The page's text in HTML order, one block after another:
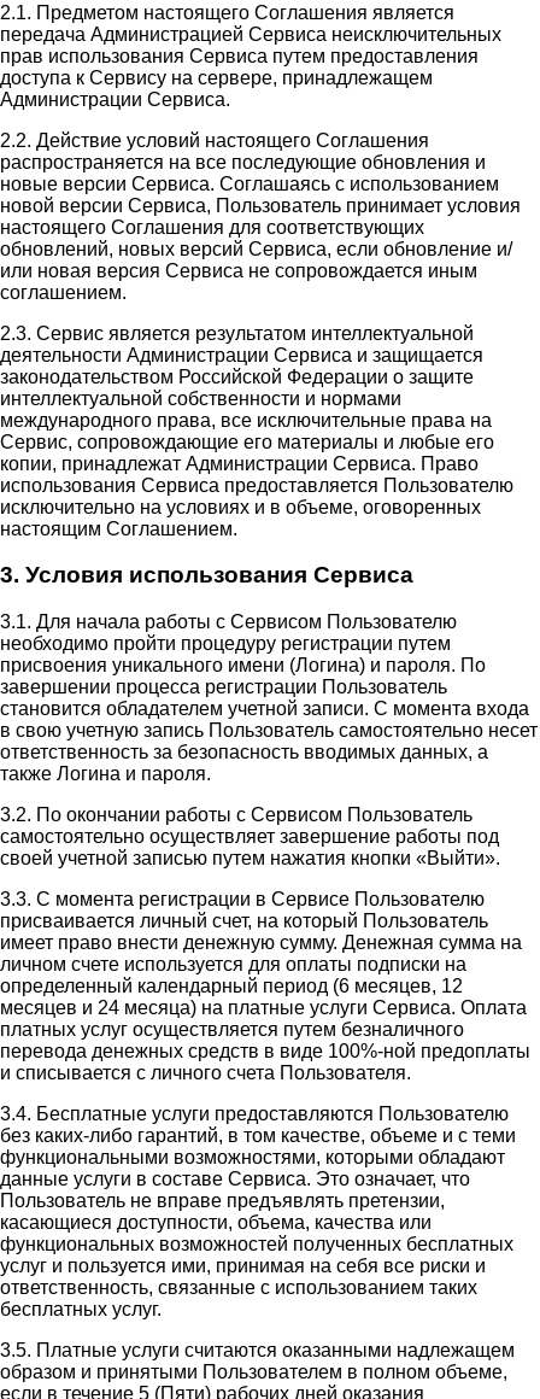
2.1. Предметом настоящего Соглашения является
передача Администрацией Сервиса неисключительных
прав использования Сервиса путем предоставления
доступа к Сервису на сервере, принадлежащем
Администрации Сервиса.
2.2. Действие условий настоящего Соглашения
распространяется на все последующие обновления и
новые версии Сервиса. Соглашаясь с использованием
новой версии Сервиса, Пользователь принимает условия
настоящего Соглашения для соответствующих
обновлений, новых версий Сервиса, если обновление и/
или новая версия Сервиса не сопровождается иным
соглашением.
2.3. Сервис является результатом интеллектуальной
деятельности Администрации Сервиса и защищается
законодательством Российской Федерации о защите
интеллектуальной собственности и нормами
международного права, все исключительные права на
Сервис, сопровождающие его материалы и любые его
копии, принадлежат Администрации Сервиса. Право
использования Сервиса предоставляется Пользователю
исключительно на условиях и в объеме, оговоренных
настоящим Соглашением.
3. Условия использования Сервиса
3.1. Для начала работы с Сервисом Пользователю
необходимо пройти процедуру регистрации путем
присвоения уникального имени (Логина) и пароля. По
завершении процесса регистрации Пользователь
становится обладателем учетной записи. С момента входа
в свою учетную запись Пользователь самостоятельно несет
ответственность за безопасность вводимых данных, а
также Логина и пароля.
3.2. По окончании работы с Сервисом Пользователь
самостоятельно осуществляет завершение работы под
своей учетной записью путем нажатия кнопки «Выйти».
3.3. С момента регистрации в Сервисе Пользователю
присваивается личный счет, на который Пользователь
имеет право внести денежную сумму. Денежная сумма на
личном счете используется для оплаты подписки на
определенный календарный период (6 месяцев, 12
месяцев и 24 месяца) на платные услуги Сервиса. Оплата
платных услуг осуществляется путем безналичного
перевода денежных средств в виде 100%-ной предоплаты
и списывается с личного счета Пользователя.
3.4. Бесплатные услуги предоставляются Пользователю
без каких-либо гарантий, в том качестве, объеме и с теми
функциональными возможностями, которыми обладают
данные услуги в составе Сервиса. Это означает, что
Пользователь не вправе предъявлять претензии,
касающиеся доступности, объема, качества или
функциональных возможностей полученных бесплатных
услуг и пользуется ими, принимая на себя все риски и
ответственность, связанные с использованием таких
бесплатных услуг.
3.5. Платные услуги считаются оказанными надлежащем
образом и принятыми Пользователем в полном объеме,
если в течение 5 (Пяти) рабочих дней оказания